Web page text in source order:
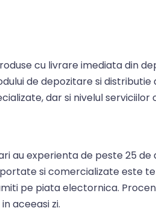
cu livrare imediata din
de depozitare si
dar si nivelul
au experienta de peste 25
si comercializate este
pe piata electornica.
aceeasi zi.